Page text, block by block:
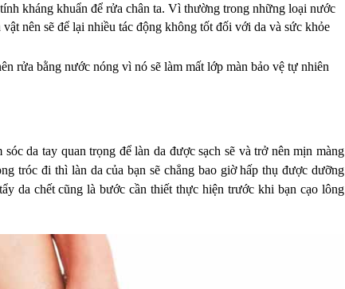
kháng khuẩn để rửa chân ta. Vì thường trong những loại nước
nên sẽ để lại nhiều tác động không tốt đối với da và sức khỏe
rửa bằng nước nóng vì nó sẽ làm mất lớp màn bảo vệ tự nhiên
da tay quan trọng để làn da được sạch sẽ và trở nên mịn màng
tróc đi thì làn da của bạn sẽ chẳng bao giờ hấp thụ được dưỡng
da chết cũng là bước cần thiết thực hiện trước khi bạn cạo lông